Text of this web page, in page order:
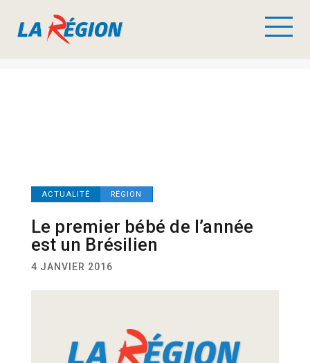
ACTUALITÉ RÉGION
Le premier bébé de l’année
est un Brésilien
4 JANVIER 2016